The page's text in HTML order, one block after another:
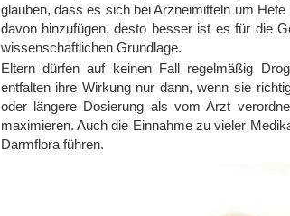
glauben, dass es sich bei Arzneimitteln um
davon hinzufügen, desto besser ist es für die
wissenschaftlichen Grundlage.
Eltern dürfen auf keinen Fall regelmäßig
entfalten ihre Wirkung nur dann, wenn sie
oder längere Dosierung als vom Arzt
maximieren. Auch die Einnahme zu vieler
Darmflora führen.